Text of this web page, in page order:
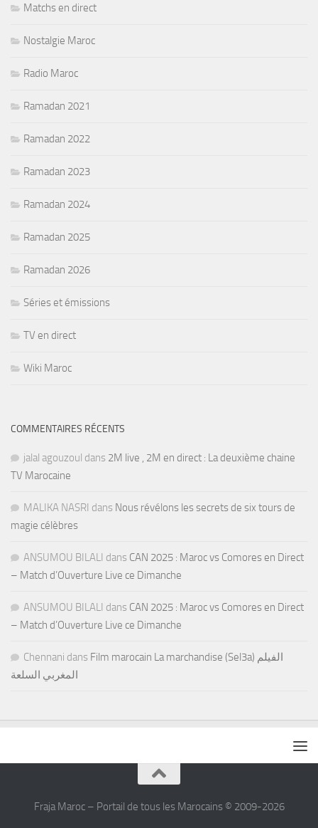
Matchs en direct
Nostalgie Maroc
Radio Maroc
Ramadan 2021
Ramadan 2022
Ramadan 2023
Ramadan 2024
Ramadan 2025
Ramadan 2026
Séries et émissions
TV en direct
Wiki Maroc
COMMENTAIRES RÉCENTS
jalal agouzoul dans 2M live , 2M en direct : La deuxième chaine
TV Marocaine
MALIKA NASRI dans Nous révélons les secrets de six tours de
magie célèbres
ANSUMOU BILALI dans CAN 2025 : Maroc vs Comores en Direct
– Match d’Ouverture Live ce Dimanche
ANSUMOU BILALI dans CAN 2025 : Maroc vs Comores en Direct
– Match d’Ouverture Live ce Dimanche
Chennani dans Film marocain La marchandise (Sel3a) الفيلم
المغربي السلعة
Fraja Maroc – Portail de tous les Marocains © 2009-2026